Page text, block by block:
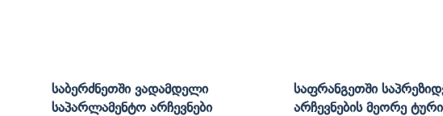
Საბერძნეთში Ვადამდელი
Საპარლამენტო Არჩევნები
Საფრანგეთში
Არჩევნების Მეორე Ტური